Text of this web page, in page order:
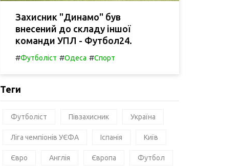
Захисник "Динамо" був
внесений до складу іншої
команди УПЛ - Футбол24.
#Футболіст #Одеса #Спорт
Теги
Футболіст Півзахисник Україна
Ліга чемпіонів УЄФА Іспанія Київ
Євро Англія Європа Футбол